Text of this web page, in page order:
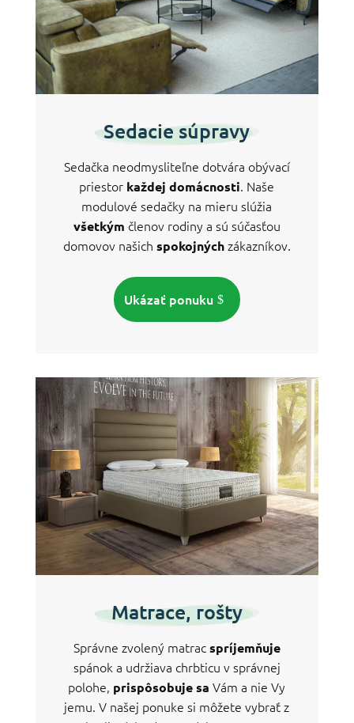
Sedacie súpravy
Sedačka neodmysliteľne dotvára obývací
priestor každej domácnosti. Naše
modulové sedačky na mieru slúžia
všetkým členov rodiny a sú súčasťou
domovov našich spokojnýchzákazníkov.
Ukázať ponuku
Matrace, rošty
Správne zvolený matracspríjemňuje
spánok a udržiava chrbticu v správnej
polohe, prispôsobuje sa Vám a nie Vy
jemu. V našej ponuke si môžete vybrať z